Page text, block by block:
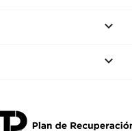

keyboard_arrow_down